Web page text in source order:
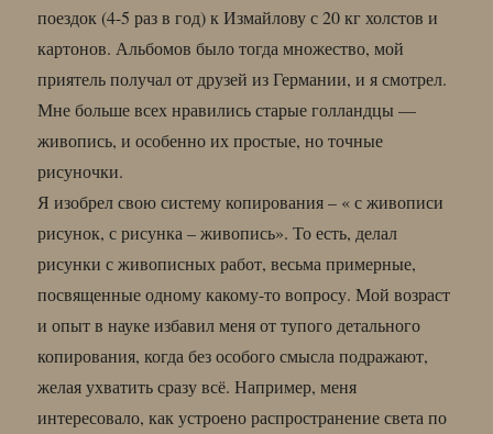
поездок (4-5 раз в год) к Измайлову с 20 кг холстов и
картонов. Альбомов было тогда множество, мой
приятель получал от друзей из Германии, и я смотрел.
Мне больше всех нравились старые голландцы —
живопись, и особенно их простые, но точные
рисуночки.
Я изобрел свою систему копирования – « с живописи
рисунок, с рисунка – живопись». То есть, делал
рисунки с живописных работ, весьма примерные,
посвященные одному какому-то вопросу. Мой возраст
и опыт в науке избавил меня от тупого детального
копирования, когда без особого смысла подражают,
желая ухватить сразу всё. Например, меня
интересовало, как устроено распространение света по